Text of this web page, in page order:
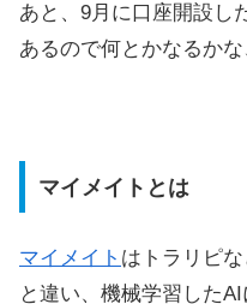
あと、9月に口座開設し
あるので何とかなるかな
マイメイトとは
マイメイト はトラリピ
と違い、機械学習した